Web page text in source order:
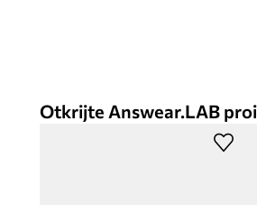
Otkrijte Answear.LAB